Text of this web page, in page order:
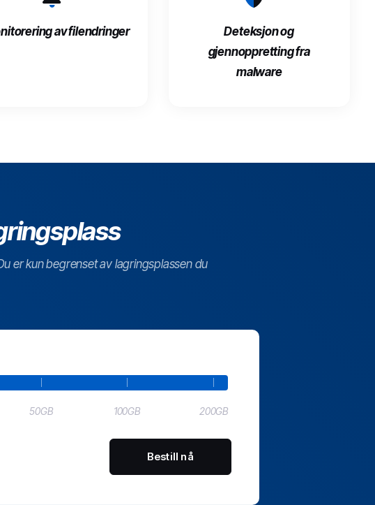
av filendringer
Deteksjon og
gjennoppretting fra
malware
er kun begrenset av lagringsplassen du
50GB 100GB 200GB
Bestill nå